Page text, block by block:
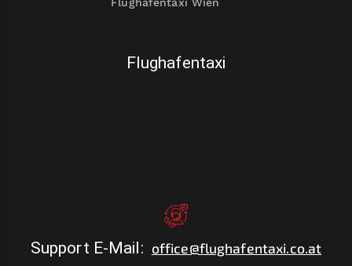
Flughafentaxi Wien
Flughafentaxi
Support E-Mail: office@flughafentaxi.co.at